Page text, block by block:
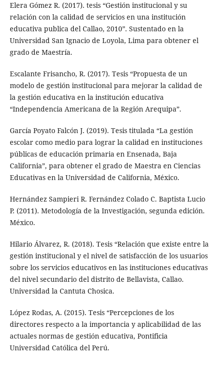
Elera Gómez R. (2017). tesis “Gestión institucional y su
relación con la calidad de servicios en una institución
educativa publica del Callao, 2010”. Sustentado en la
Universidad San Ignacio de Loyola, Lima para obtener el
grado de Maestría.
Escalante Frisancho, R. (2017). Tesis “Propuesta de un
modelo de gestión institucional para mejorar la calidad de
la gestión educativa en la institución educativa
“Independencia Americana de la Región Arequipa”.
García Poyato Falcón J. (2019). Tesis titulada “La gestión
escolar como medio para lograr la calidad en instituciones
públicas de educación primaria en Ensenada, Baja
California”, para obtener el grado de Maestra en Ciencias
Educativas en la Universidad de California, México.
Hernández Sampieri R. Fernández Colado C. Baptista Lucio
P. (2011). Metodología de la Investigación, segunda edición.
México.
Hilario Álvarez, R. (2018). Tesis “Relación que existe entre la
gestión institucional y el nivel de satisfacción de los usuarios
sobre los servicios educativos en las instituciones educativas
del nivel secundario del distrito de Bellavista, Callao.
Universidad la Cantuta Chosica.
López Rodas, A. (2015). Tesis “Percepciones de los
directores respecto a la importancia y aplicabilidad de las
actuales normas de gestión educativa, Pontificia
Universidad Católica del Perú.